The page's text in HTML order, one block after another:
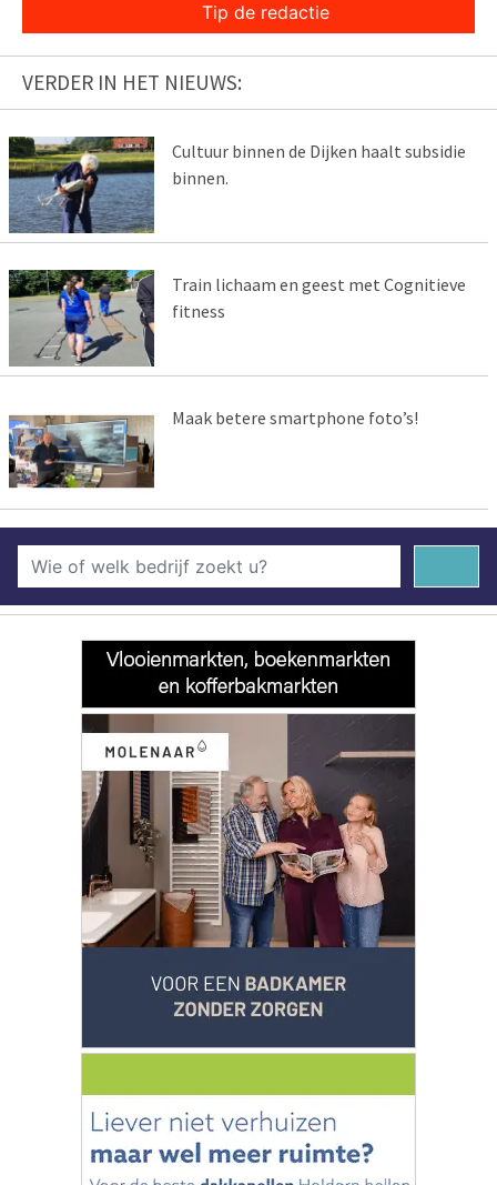
Tip de redactie
VERDER IN HET NIEUWS:
Cultuur binnen de Dijken haalt subsidie
binnen.
Train lichaam en geest met Cognitieve
fitness
Maak betere smartphone foto’s!